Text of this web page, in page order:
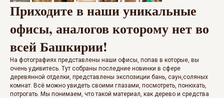
Приходите в наши уникальные
офисы, аналогов которому нет во
всей Башкирии!
На фотографиях представлены наши офисы, попав в которые, вы
очень удивитесь. Тут собраны последние новинки в сфере
деревянной отделки, представлены экспозиции бань, саун,соляных
комнат. Всё можно увидеть своими глазами, посмотреть, понюхать,
потрогать. Мы понимаем, что такой материал, как дерево и средства